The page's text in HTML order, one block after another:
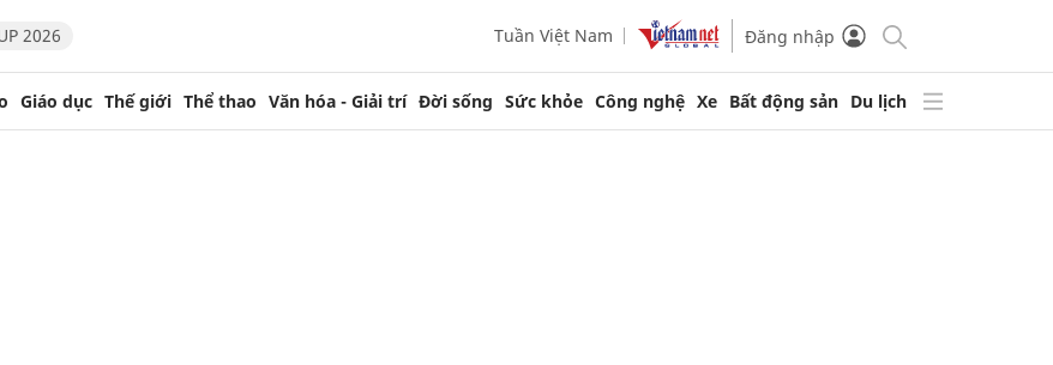
2026 Tuần Việt Nam Đăng nhập
Giáo dục Thế giới Thể thao Văn hóa - Giải trí Đời sống Sức khỏe Công nghệ Xe Bất động sản Du lịch